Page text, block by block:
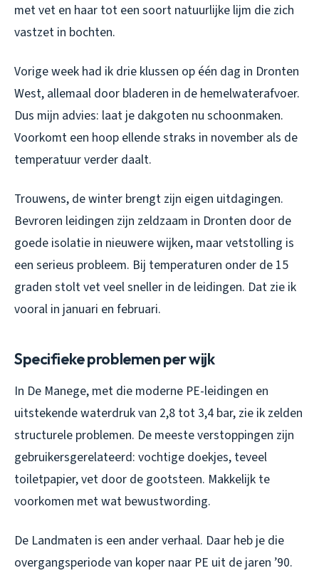
met vet en haar tot een soort natuurlijke lijm die zich
vastzet in bochten.
Vorige week had ik drie klussen op één dag in Dronten
West, allemaal door bladeren in de hemelwaterafvoer.
Dus mijn advies: laat je dakgoten nu schoonmaken.
Voorkomt een hoop ellende straks in november als de
temperatuur verder daalt.
Trouwens, de winter brengt zijn eigen uitdagingen.
Bevroren leidingen zijn zeldzaam in Dronten door de
goede isolatie in nieuwere wijken, maar vetstolling is
een serieus probleem. Bij temperaturen onder de 15
graden stolt vet veel sneller in de leidingen. Dat zie ik
vooral in januari en februari.
Specifieke problemen per wijk
In De Manege, met die moderne PE-leidingen en
uitstekende waterdruk van 2,8 tot 3,4 bar, zie ik zelden
structurele problemen. De meeste verstoppingen zijn
gebruikersgerelateerd: vochtige doekjes, teveel
toiletpapier, vet door de gootsteen. Makkelijk te
voorkomen met wat bewustwording.
De Landmaten is een ander verhaal. Daar heb je die
overgangsperiode van koper naar PE uit de jaren ’90.